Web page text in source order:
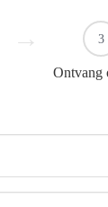
3
Ontvang